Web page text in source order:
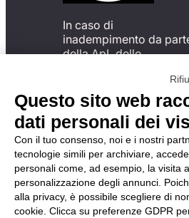
In caso di
inadempimento da
della ApL delle
del Codice di
possibile presentare un
reclamo
all’Organismo di
Monitoraggio
una delle modalità
descritte al seguente
indirizzo web
https://odm-
agenzielavoro.it/
Questo sito web
dati personali dei
Con il tuo consenso, noi e i nostri
tecnologie simili per archiviare,
personali come, ad esempio, la visita
personalizzazione degli annunci.
alla privacy, è possibile scegliere di
cookie. Clicca su preferenze GDPR